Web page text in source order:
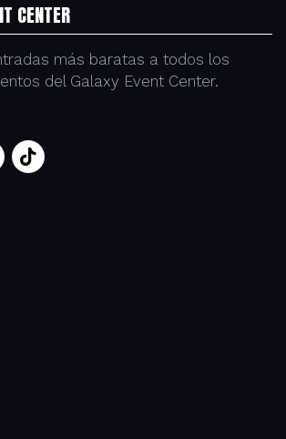
CENTER
más baratas a todos los
del Galaxy Event Center.